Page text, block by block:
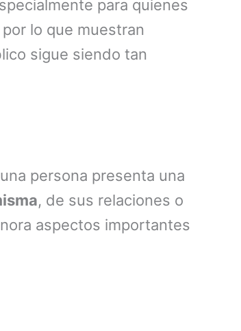
para quienes
lo que muestran
sigue siendo tan
persona presenta una
, de sus relaciones o
aspectos importantes